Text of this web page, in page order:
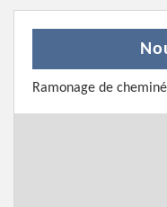
Ramonage de